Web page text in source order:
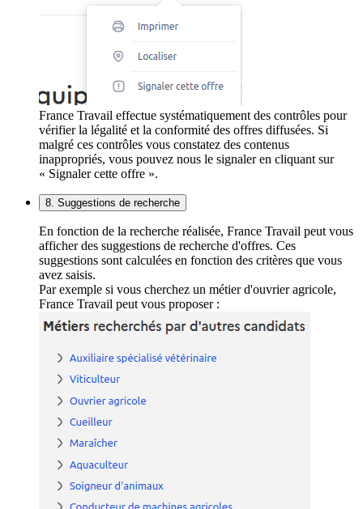
France Travail effectue systématiquement des contrôles pour
vérifier la légalité et la conformité des offres diffusées. Si
malgré ces contrôles vous constatez des contenus
inappropriés, vous pouvez nous le signaler en cliquant sur
« Signaler cette offre ».
8. Suggestions de recherche
En fonction de la recherche réalisée, France Travail peut vous
afficher des suggestions de recherche d'offres. Ces
suggestions sont calculées en fonction des critères que vous
avez saisis.
Par exemple si vous cherchez un métier d'ouvrier agricole,
France Travail peut vous proposer :